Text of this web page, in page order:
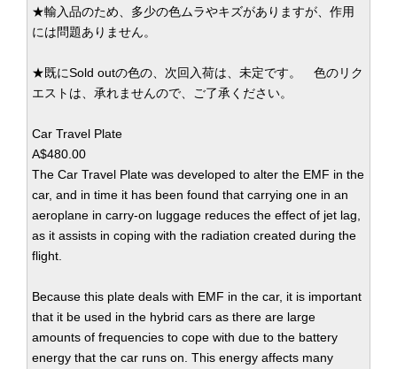
★輸入品のため、多少の色ムラやキズがありますが、作用
には問題ありません。
★既にSold outの色の、次回入荷は、未定です。 色のリク
エストは、承れませんので、ご了承ください。
Car Travel Plate
A$480.00
The Car Travel Plate was developed to alter the EMF in the
car, and in time it has been found that carrying one in an
aeroplane in carry-on luggage reduces the effect of jet lag,
as it assists in coping with the radiation created during the
flight.
Because this plate deals with EMF in the car, it is important
that it be used in the hybrid cars as there are large
amounts of frequencies to cope with due to the battery
energy that the car runs on. This energy affects many